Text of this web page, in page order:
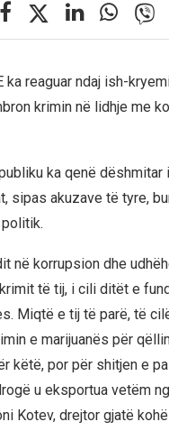
ka reaguar ndaj ish-
krimin në lidhje me
ka qenë
sipas akuzave të tyre,
në korrupsion dhe
të tij, i cili ditët e
Miqtë e tij të parë, të
e marijuanës për
këtë, por për shitjen e
u eksportua vetëm
Kotev, drejtor gjatë